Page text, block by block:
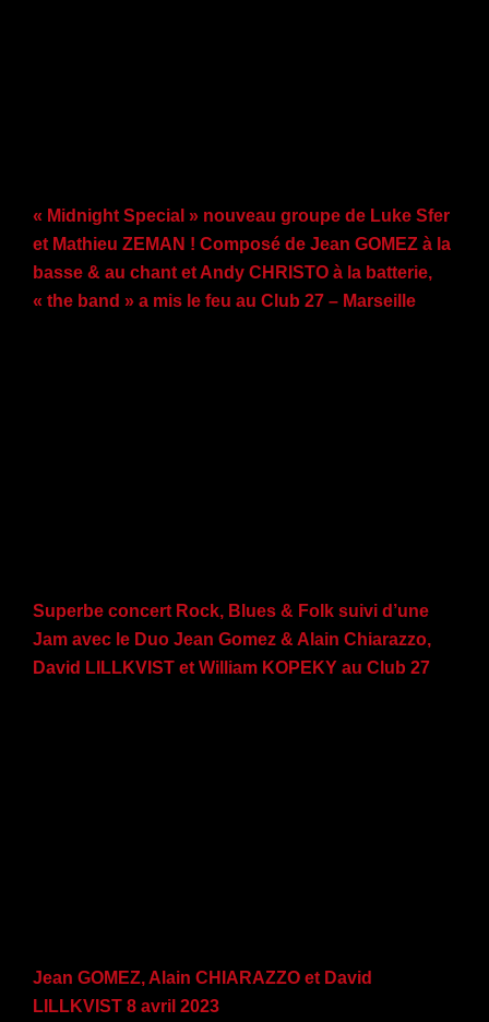
« Midnight Special » nouveau groupe de Luke Sfer
et Mathieu ZEMAN ! Composé de Jean GOMEZ à la
basse & au chant et Andy CHRISTO à la batterie,
« the band » a mis le feu au Club 27 – Marseille
Superbe concert Rock, Blues & Folk suivi d’une
Jam avec le Duo Jean Gomez & Alain Chiarazzo,
David LILLKVIST et William KOPEKY au Club 27
Jean GOMEZ, Alain CHIARAZZO et David
LILLKVIST 8 avril 2023